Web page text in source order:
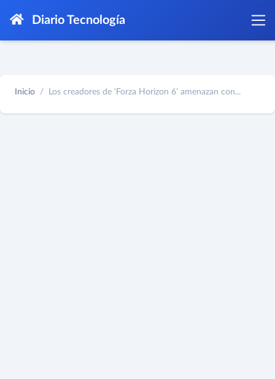
Diario Tecnología
Inicio Los creadores de ‘Forza Horizon 6’ amenazan con...